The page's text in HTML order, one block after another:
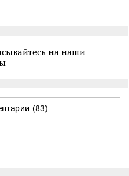
на наши
(83)